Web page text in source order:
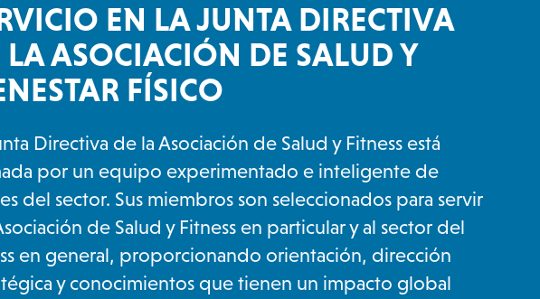
EN LA JUNTA DIRECTIVA
LA ASOCIACIÓN DE SALUD Y
FÍSICO
Directiva de la Asociación de Salud y Fitness está
por un equipo experimentado e inteligente de
del sector. Sus miembros son seleccionados para servir
de Salud y Fitness en particular y al sector del
en general, proporcionando orientación, dirección
y conocimientos que tienen un impacto global